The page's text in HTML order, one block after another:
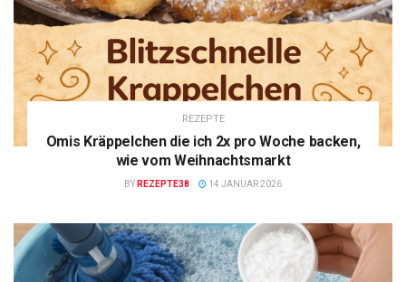
REZEPTE
Omis Kräppelchen die ich 2x pro Woche backen,
wie vom Weihnachtsmarkt
BY REZEPTE38 14 JANUAR 2026